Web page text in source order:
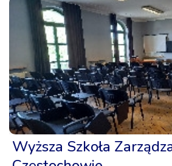
Wyższa Szkoła